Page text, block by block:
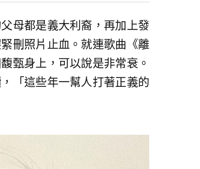
母都是義大利裔，再加上發
刪照片止血。就連歌曲《離
甄身上，可以說是非常衰。
「這些年一幫人打著正義的